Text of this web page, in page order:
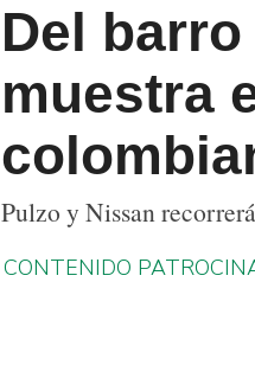
Del
muestra
Pulzo y Nissan
CONTENIDO